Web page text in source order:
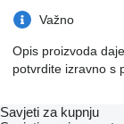
Važno
Opis proizvoda
potvrdite izravno s
Savjeti za kupnju